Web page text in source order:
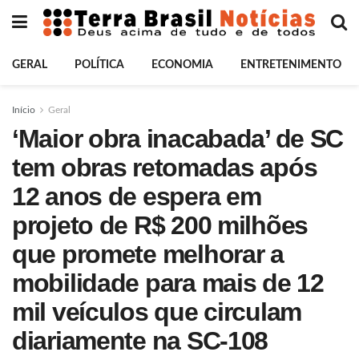
GERAL POLÍTICA ECONOMIA ENTRETENIMENTO
Início Geral
‘Maior obra inacabada’ de SC
tem obras retomadas após
12 anos de espera em
projeto de R$ 200 milhões
que promete melhorar a
mobilidade para mais de 12
mil veículos que circulam
diariamente na SC-108